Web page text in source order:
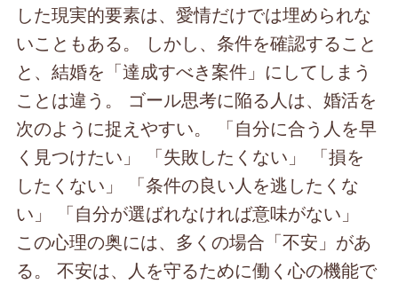
した現実的要素は、愛情だけでは埋められな
いこともある。 しかし、条件を確認すること
と、結婚を「達成すべき案件」にしてしまう
ことは違う。 ゴール思考に陥る人は、婚活を
次のように捉えやすい。 「自分に合う人を早
く見つけたい」 「失敗したくない」 「損を
したくない」 「条件の良い人を逃したくな
い」 「自分が選ばれなければ意味がない」
この心理の奥には、多くの場合「不安」があ
る。 不安は、人を守るために働く心の機能で